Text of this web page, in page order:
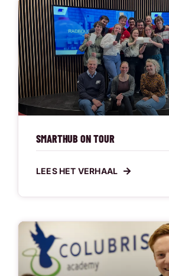
SMARTHUB ON TOUR
LEES HET VERHAAL